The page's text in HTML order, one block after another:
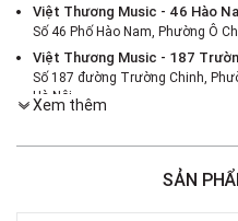
Việt Thương Music - 46 Hào
Số 46 Phố Hào Nam, Phường Ô
Việt Thương Music - 187
Số 187 đường Trường Chinh,
Hà Nội
386 Cách Mạng Tháng Tám,
Việt Thương Music - 369 Điện
Xem thêm
SẢN